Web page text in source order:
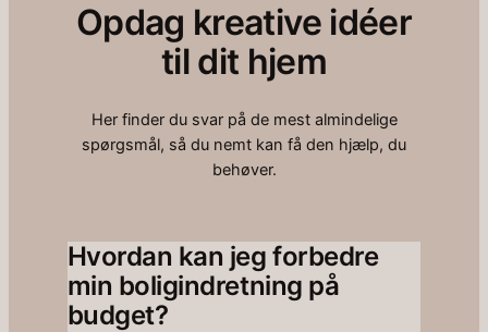
Opdag kreative idéer
til dit hjem
Her finder du svar på de mest almindelige
spørgsmål, så du nemt kan få den hjælp, du
behøver.
Hvordan kan jeg forbedre
min boligindretning på
budget?